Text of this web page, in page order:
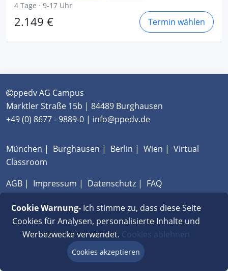
4 Tage · 9-17 Uhr
2.149 € Termin wählen
ppedv AG Campus
Marktler Straße 15b | 84489 Burghausen
+49 (0) 8677 - 9889-0 | info@ppedv.de
München | Burghausen | Berlin | Wien | Virtual
Classroom
AGB | Impressum | Datenschutz | FAQ
Cookie Warnung-Ich stimme zu, dass diese Seite
Cookies für Analysen, personalisierte Inhalte und
Werbezwecke verwendet. Cookies ablehnen
Cookies akzeptieren